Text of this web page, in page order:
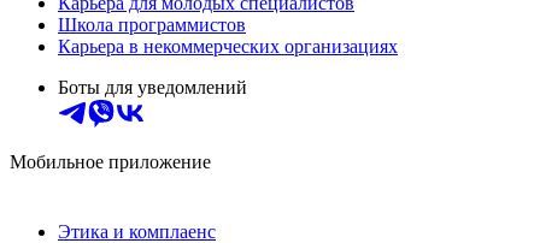
Школа программистов
Карьера в некоммерческих организациях
Боты для уведомлений
Мобильное приложение
Этика и комплаенс